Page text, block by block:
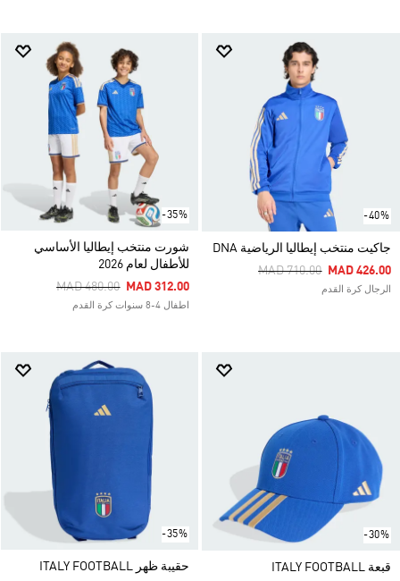
-40%
جاكيت منتخب إيطاليا الرياضية DNA
Price Reduced From
MAD 710.00ToMAD 426.00
الرجال كرة القدم
-35%
شورت منتخب إيطاليا الأساسي
للأطفال لعام 2026
Price Reduced From
MAD 480.00ToMAD 312.00
اطفال 4-8 سنوات كرة القدم
-30%
قبعة ITALY FOOTBALL
-35%
حقيبة ظهر ITALY FOOTBALL